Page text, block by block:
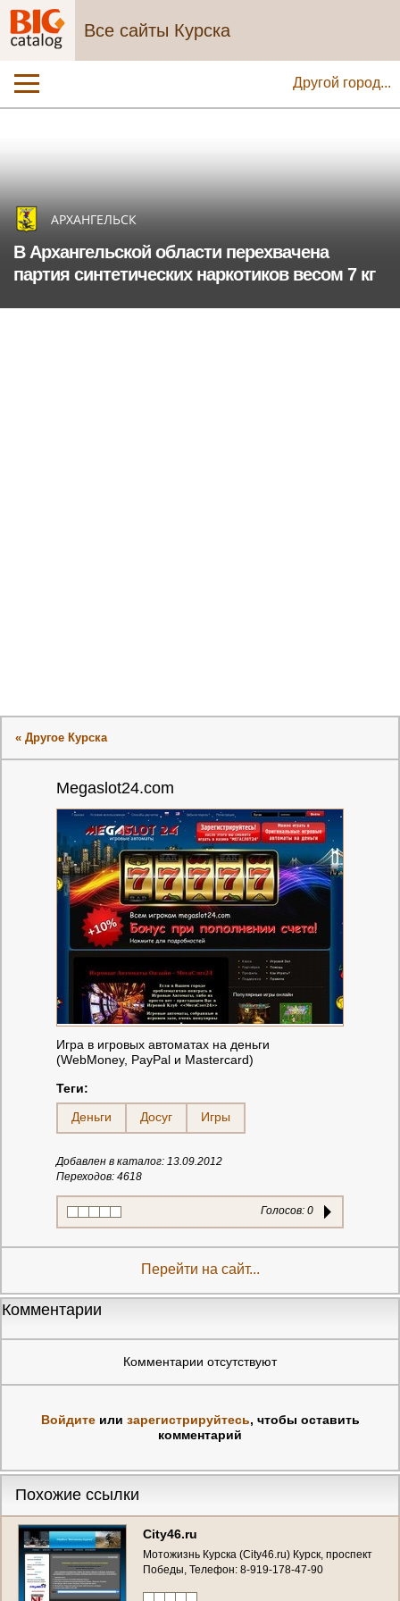
Все сайты Курска
Другой город...
АРХАНГЕЛЬСК
В Архангельской области перехвачена
партия синтетических наркотиков весом 7 кг
« Другое Курска
Megaslot24.com
Игра в игровых автоматах на деньги
(WebMoney, PayPal и Mastercard)
Теги:
Деньги
Досуг Игры
Добавлен в каталог: 13.09.2012
Переходов: 4618
Голосов: 0
Перейти на сайт...
Комментарии
Комментарии отсутствуют
Войдитеили зарегистрируйтесь, чтобы оставить
комментарий
Похожие ссылки
City46.ru
Мотожизнь Курска (City46.ru) Курск, проспект
Победы, Телефон: 8-919-178-47-90